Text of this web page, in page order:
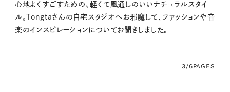
心地よくすごすための、軽くて風通しのいいナチュラルスタイ
ル。Tongtaさんの自宅スタジオへお邪魔して、ファッションや音
楽のインスピレーションについてお聞きしました。
3/6PAGES